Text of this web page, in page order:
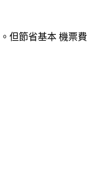
但節省基本 機票費